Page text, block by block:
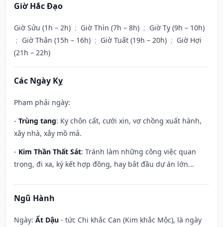
Giờ Hắc Đạo
Giờ Sửu (1h – 2h) ; Giờ Thìn (7h – 8h) ; Giờ Tỵ (9h – 10h)
; Giờ Thân (15h – 16h) ; Giờ Tuất (19h – 20h) ; Giờ Hợi
(21h – 22h)
Các Ngày Kỵ
Phạm phải ngày:
- Trùng tang: Kỵ chôn cất, cưới xin, vợ chồng xuất hành,
xây nhà, xây mồ mả.
- Kim Thần Thất Sát: Tránh làm những công việc quan
trọng, đi xa, ký kết hợp đồng, hay bắt đầu dự án lớn...
Ngũ Hành
Ngày: Ất Dậu - tức Chi khắc Can (Kim khắc Mộc), là ngày